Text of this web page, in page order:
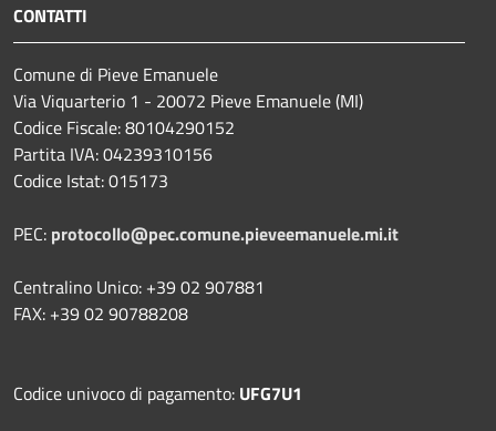
CONTATTI
Comune di Pieve Emanuele
Via Viquarterio 1 - 20072 Pieve Emanuele (MI)
Codice Fiscale: 80104290152
Partita IVA: 04239310156
Codice Istat: 015173
PEC: protocollo@pec.comune.pieveemanuele.mi.it
Centralino Unico: +39 02 907881
FAX: +39 02 90788208
Codice univoco di pagamento: UFG7U1